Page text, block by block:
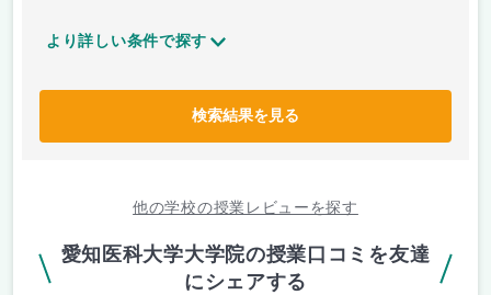
より詳しい条件で探す
検索結果を見る
他の学校の授業レビューを探す
愛知医科大学大学院の授業口コミを友達
にシェアする